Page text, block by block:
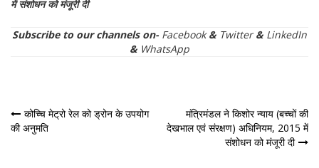
में संशोधन को मंजूरी दी
Subscribe to our channels on- Facebook& Twitter& LinkedIn
& WhatsApp
पोस्ट
नेविगेशन
कोच्चि मेट्रो रेल को ड्रोन के उपयोग
की अनुमति
मंत्रिमंडल ने किशोर न्याय (बच्चों की
देखभाल एवं संरक्षण) अधिनियम, 2015 में
संशोधन को मंजूरी दी